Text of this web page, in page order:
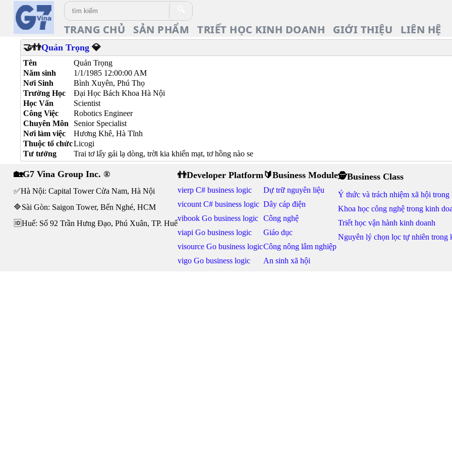
TRANG CHỦ SẢN PHẨM TRIẾT HỌC KINH DOANH GIỚI THIỆU LIÊN HỆ
🤝👬Quản Trọng 💎
Tên
Quản Trọng
Năm sinh
1/1/1985 12:00:00 AM
Nơi Sinh
Bình Xuyên, Phú Thọ
Trường Học
Đại Học Bách Khoa Hà Nội
Học Vấn
Scientist
Công Việc
Robotics Engineer
Chuyên Môn
Senior Specialist
Nơi làm việc
Hương Khê, Hà Tĩnh
Thuộc tổ chứcLicogi
Tư tưởng
Trai tơ lấy gái lạ dòng, trời kia khiến mạt, tơ hồng nào se
🏡G7 Vina Group Inc. ®
✅Hà Nội: Capital Tower Cửa Nam, Hà Nội
🔷Sài Gòn: Saigon Tower, Bến Nghé, HCM
🆔Huế: Số 92 Trần Hưng Đạo, Phú Xuân, TP. Huế
👬Developer Platform
vierp C# business logic
vicount C# business logic
vibook Go business logic
viapi Go business logic
visource Go business logic
vigo Go business logic
🔰Business Module
Dự trữ nguyên liệu
Dây cáp điện
Công nghệ
Giáo dục
Công nông lâm nghiệp
An sinh xã hội
🕵Business Class
Ý thức và trách nhiệm xã hội trong
Khoa học công nghệ trong kinh
Triết học vận hành kinh doanh
Nguyên lý chọn lọc tự nhiên trong